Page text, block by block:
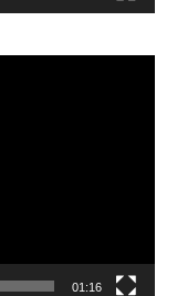
01:16